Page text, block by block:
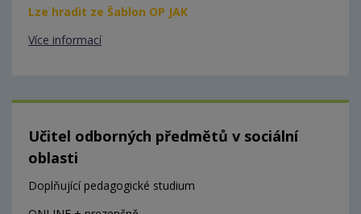
Lze hradit ze Šablon OP JAK
Více informací
Učitel odborných předmětů v sociální
oblasti
Doplňující pedagogické studium